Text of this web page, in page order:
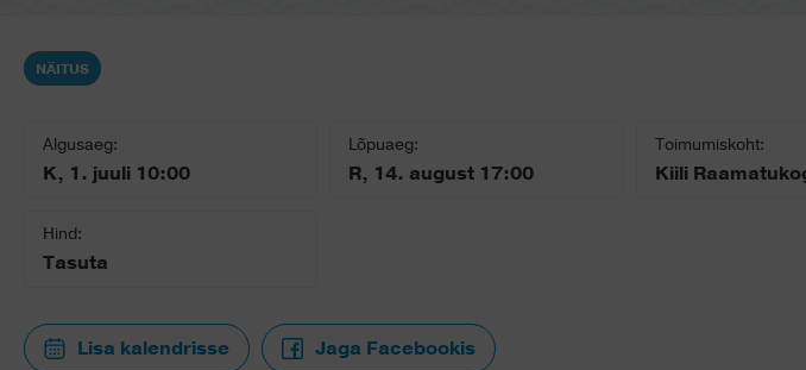
NÄITUS
Algusaeg:
K, 1. juuli 10:00
Lõpuaeg:
R, 14. august 17:00
Toimumiskoht:
Kiili
Hind:
Tasuta
Lisa kalendrisse Jaga Facebookis